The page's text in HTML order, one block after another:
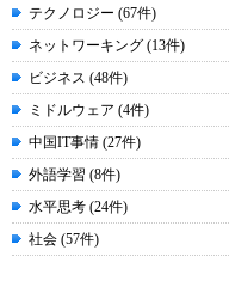
テクノロジー (67件)
ネットワーキング (13件)
ビジネス (48件)
ミドルウェア (4件)
中国IT事情 (27件)
外語学習 (8件)
水平思考 (24件)
社会 (57件)